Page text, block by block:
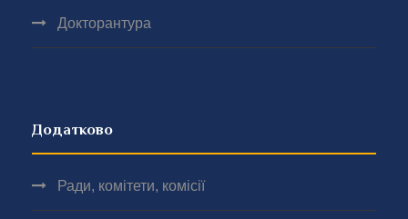
Докторантура
Додатково
Ради, комітети, комісії